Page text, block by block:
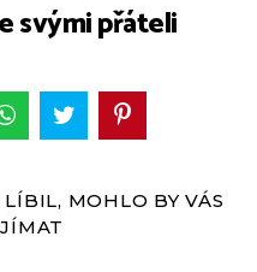
svými přáteli
MOHLO BY VÁS